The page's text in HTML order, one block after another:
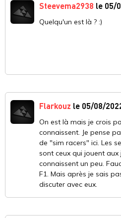
Steevema2938 le 05/
Quelqu'un est là ? :)
Flarkouz le 05/08/
On est là mais je crois
connaissent. Je pense
de "sim racers" ici. Les
sont ceux qui jouent
connaissent un peu.
F1. Mais après je sais
discuter avec eux.